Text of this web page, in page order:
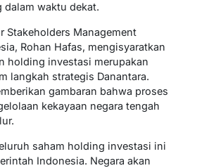
dalam waktu dekat.
Stakeholders Management
Rohan Hafas, mengisyaratkan
holding investasi merupakan
langkah strategis Danantara.
gambaran bahwa proses
kekayaan negara tengah
saham holding investasi ini
Indonesia. Negara akan